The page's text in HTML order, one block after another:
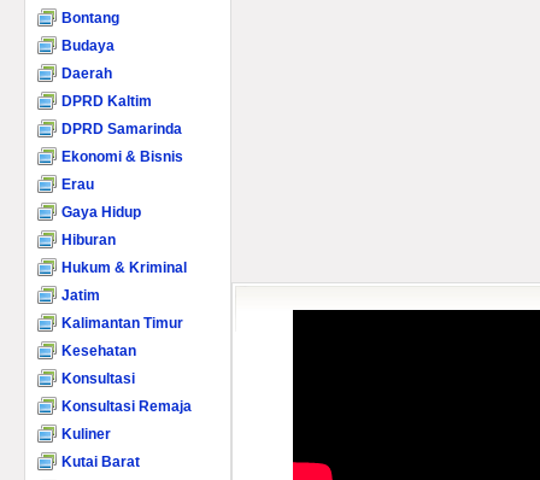
Bontang
Budaya
Daerah
DPRD Kaltim
DPRD Samarinda
Ekonomi & Bisnis
Erau
Gaya Hidup
Hiburan
Hukum & Kriminal
Jatim
Kalimantan Timur
Kesehatan
Konsultasi
Konsultasi Remaja
Kuliner
Kutai Barat